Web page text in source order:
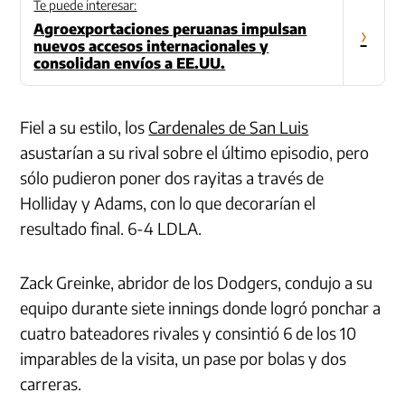
Te puede interesar:
Agroexportaciones peruanas impulsan
nuevos accesos internacionales y
consolidan envíos a EE.UU.
›
Fiel a su estilo, los Cardenales de San Luis
asustarían a su rival sobre el último episodio, pero
sólo pudieron poner dos rayitas a través de
Holliday y Adams, con lo que decorarían el
resultado final. 6-4 LDLA.
Zack Greinke, abridor de los Dodgers, condujo a su
equipo durante siete innings donde logró ponchar a
cuatro bateadores rivales y consintió 6 de los 10
imparables de la visita, un pase por bolas y dos
carreras.